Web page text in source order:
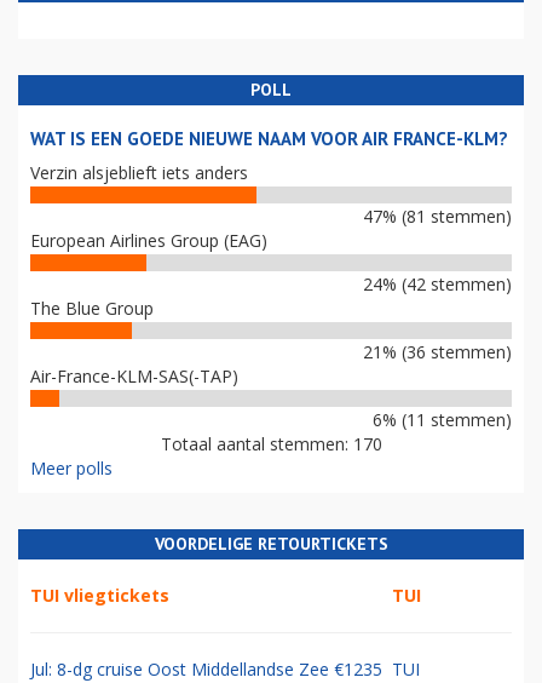
POLL
WAT IS EEN GOEDE NIEUWE NAAM VOOR AIR FRANCE-KLM?
Verzin alsjeblieft iets anders
47% (81 stemmen)
European Airlines Group (EAG)
24% (42 stemmen)
The Blue Group
21% (36 stemmen)
Air-France-KLM-SAS(-TAP)
6% (11 stemmen)
Totaal aantal stemmen: 170
Meer polls
VOORDELIGE RETOURTICKETS
TUI vliegtickets TUI
Jul: 8-dg cruise Oost Middellandse Zee €1235 TUI